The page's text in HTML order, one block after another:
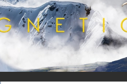
Aujourd'hui : T° Min : °C T° Max :°C
Suivez en direct l'actualité des stations